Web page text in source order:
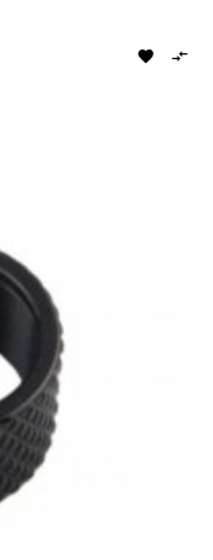
 